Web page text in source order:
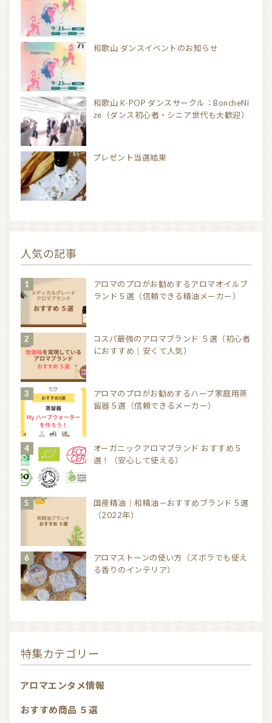
和歌山 ダンスイベントのお知らせ
和歌山 K-POP ダンスサークル：BoncheNi
ze（ダンス初心者・シニア世代も大歓迎）
プレゼント当選結果
人気の記事
アロマのプロがお勧めするアロマオイルブ
ランド５選（信頼できる精油メーカー）
コスパ最強のアロマブランド ５選（初心者
におすすめ｜安くて人気）
アロマのプロがお勧めするハーブ家庭用蒸
留器５選（信頼できるメーカー）
オーガニックアロマブランド おすすめ５
選！（安心して使える）
国産精油｜和精油－おすすめブランド５選
（2022年）
アロマストーンの使い方（ズボラでも使え
る香りのインテリア）
特集カテゴリー
アロマエンタメ情報
おすすめ商品 ５選